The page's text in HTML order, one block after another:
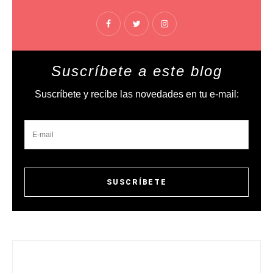
Suscríbete a este blog
Suscríbete y recibe las novedades en tu e-mail: